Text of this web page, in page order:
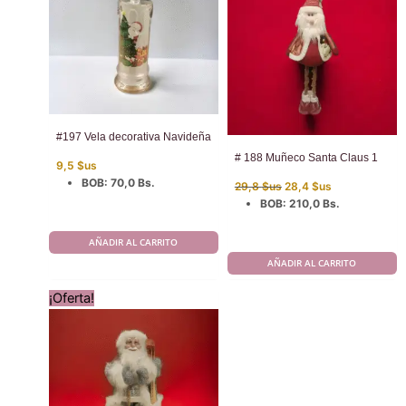
#197 Vela decorativa Navideña
9,5 $us
BOB: 70,0 Bs.
AÑADIR AL CARRITO
# 188 Muñeco Santa Claus 1
29,8$us El
precio
original
28,4 $us
actual
BOB: 210,0 Bs.
AÑADIR AL CARRITO
¡Oferta!